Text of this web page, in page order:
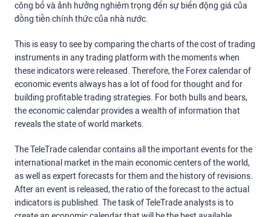
công bố và ảnh hưởng nghiêm trọng đến sự biến động giá của
đồng tiền chính thức của nhà nước.
This is easy to see by comparing the charts of the cost of trading
instruments in any trading platform with the moments when
these indicators were released. Therefore, the Forex calendar of
economic events always has a lot of food for thought and for
building profitable trading strategies. For both bulls and bears,
the economic calendar provides a wealth of information that
reveals the state of world markets.
The TeleTrade calendar contains all the important events for the
international market in the main economic centers of the world,
as well as expert forecasts for them and the history of revisions.
After an event is released, the ratio of the forecast to the actual
indicators is published. The task of TeleTrade analysts is to